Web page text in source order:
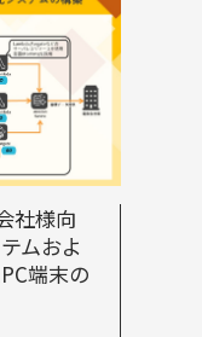
社様向
ムおよ
端末の